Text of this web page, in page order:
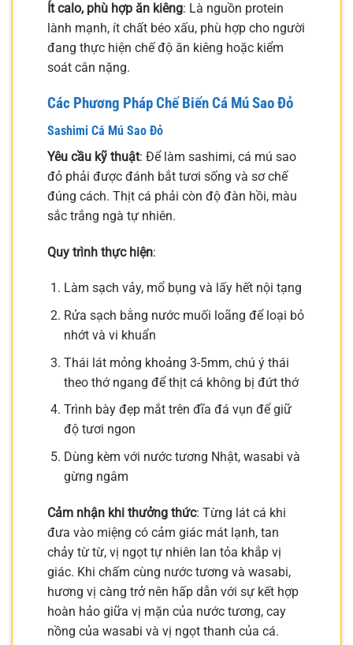
Ít calo, phù hợp ăn kiêng: Là nguồn protein
lành mạnh, ít chất béo xấu, phù hợp cho người
đang thực hiện chế độ ăn kiêng hoặc kiểm
soát cân nặng.
Các Phương Pháp Chế Biến Cá Mú Sao Đỏ
Sashimi Cá Mú Sao Đỏ
Yêu cầu kỹ thuật: Để làm sashimi, cá mú sao
đỏ phải được đánh bắt tươi sống và sơ chế
đúng cách. Thịt cá phải còn độ đàn hồi, màu
sắc trắng ngà tự nhiên.
Quy trình thực hiện:
Làm sạch vảy, mổ bụng và lấy hết nội tạng
Rửa sạch bằng nước muối loãng để loại bỏ
nhớt và vi khuẩn
Thái lát mỏng khoảng 3-5mm, chú ý thái
theo thớ ngang để thịt cá không bị đứt thớ
Trình bày đẹp mắt trên đĩa đá vụn để giữ
độ tươi ngon
Dùng kèm với nước tương Nhật, wasabi và
gừng ngâm
Cảm nhận khi thưởng thức: Từng lát cá khi
đưa vào miệng có cảm giác mát lạnh, tan
chảy từ từ, vị ngọt tự nhiên lan tỏa khắp vị
giác. Khi chấm cùng nước tương và wasabi,
hương vị càng trở nên hấp dẫn với sự kết hợp
hoàn hảo giữa vị mặn của nước tương, cay
nồng của wasabi và vị ngọt thanh của cá.